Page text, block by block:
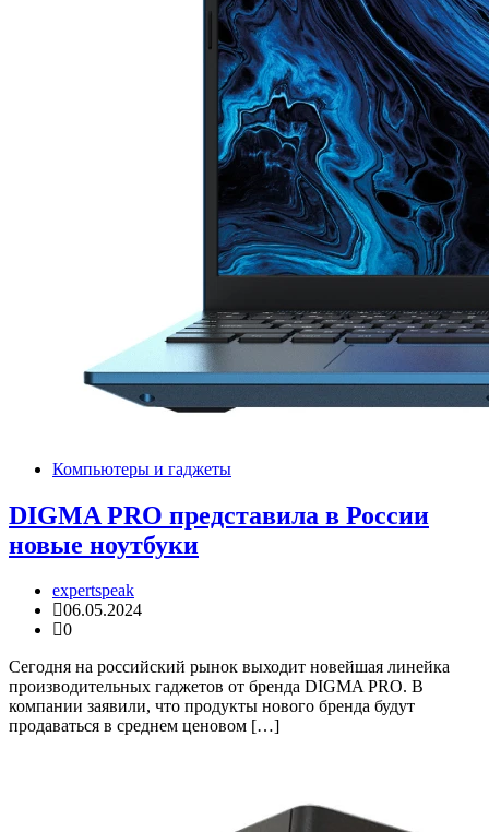
Компьютеры и гаджеты
DIGMA PRO представила в России
новые ноутбуки
expertspeak
06.05.2024
0
Сегодня на российский рынок выходит новейшая линейка
производительных гаджетов от бренда DIGMA PRO. В
компании заявили, что продукты нового бренда будут
продаваться в среднем ценовом […]